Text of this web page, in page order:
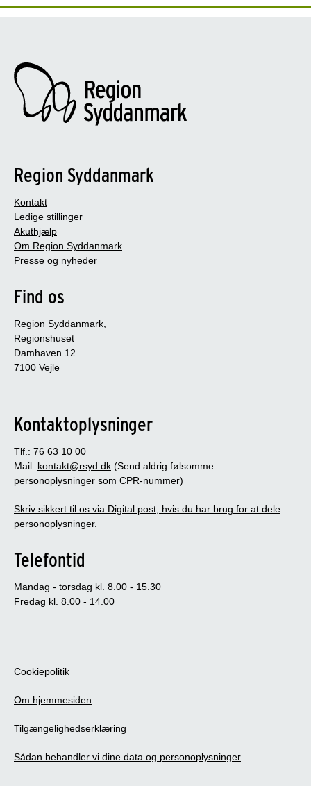
Region Syddanmark
Kontakt
Ledige stillinger
Akuthjælp
Om Region Syddanmark
Presse og nyheder
Find os
Region Syddanmark,
Regionshuset
Damhaven 12
7100 Vejle
Kontaktoplysninger
Tlf.: 76 63 10 00
Mail: kontakt@rsyd.dk (Send aldrig følsomme
personoplysninger som CPR-nummer)
Skriv sikkert til os via Digital post, hvis du har brug for at dele
personoplysninger.
Telefontid
Mandag - torsdag kl. 8.00 - 15.30
Fredag kl. 8.00 - 14.00
Cookiepolitik
Om hjemmesiden
Tilgængelighedserklæring
Sådan behandler vi dine data og personoplysninger